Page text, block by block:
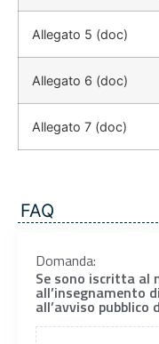
Allegato 5 (doc)
Allegato 6 (doc)
Allegato 7 (doc)
FAQ
Domanda:
Se sono iscritta al
all’insegnamento
all’avviso pubblico